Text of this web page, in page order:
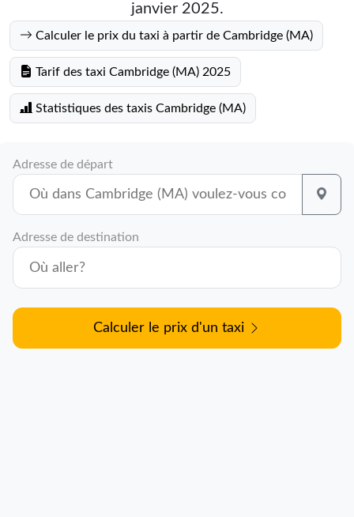
janvier 2025.
Calculer le prix du taxi à partir de Cambridge (MA)
Tarif des taxi Cambridge (MA) 2025
Statistiques des taxis Cambridge (MA)
Adresse de départ
Adresse de destination
Calculer le prix d'un taxi